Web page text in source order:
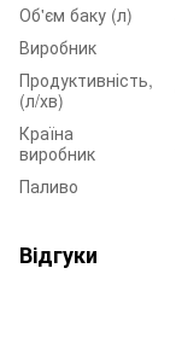
Об'єм баку (л)
Виробник
Продуктивність,
(л/хв)
Країна
виробник
Паливо
Відгуки